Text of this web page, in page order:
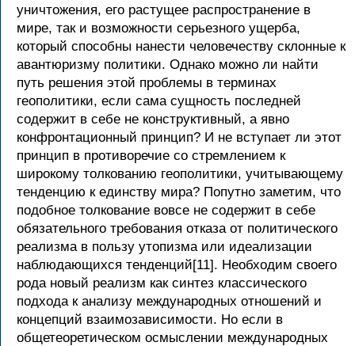
уничтожения, его растущее распространение в
мире, так и возможности серьезного ущерба,
который способны нанести человечеству склонные к
авантюризму политики. Однако можно ли найти
путь решения этой проблемы в терминах
геополитики, если сама сущность последней
содержит в себе не конструктивный, а явно
конфронтационный принцип? И не вступает ли этот
принцип в противоречие со стремлением к
широкому толкованию геополитики, учитывающему
тенденцию к единству мира? Попутно заметим, что
подобное толкование вовсе не содержит в себе
обязательного требования отказа от политического
реализма в пользу утопизма или идеализации
наблюдающихся тенденций[11]. Необходим своего
рода новый реализм как синтез классического
подхода к анализу международных отношений и
концепций взаимозависимости. Но если в
общетеоретическом осмыслении международных